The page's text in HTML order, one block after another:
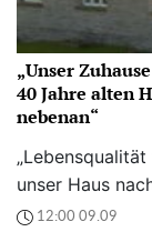
„Unser
40 Jahre alten
nebenan“
unser Haus
12:00 09.09